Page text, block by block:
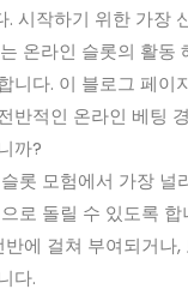
. 시작하기 위한 가장
온라인 슬롯의 활
니다. 이 블로그 페
반적인 온라인 베팅
까?
롯 모험에서 가장
로 돌릴 수 있도록
에 걸쳐 부여되거
다.